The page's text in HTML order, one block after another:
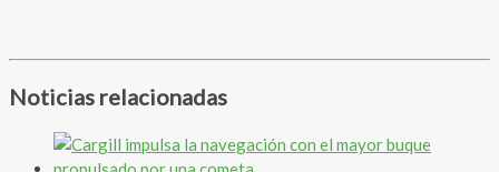
Noticias relacionadas